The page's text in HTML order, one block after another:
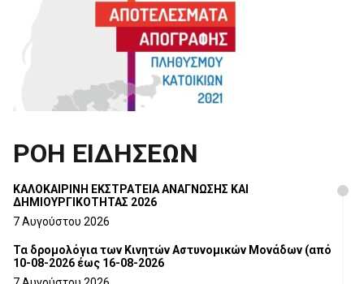
ΡΟΗ ΕΙΔΗΣΕΩΝ
ΚΑΛΟΚΑΙΡΙΝΗ ΕΚΣΤΡΑΤΕΙΑ ΑΝΑΓΝΩΣΗΣ ΚΑΙ
ΔΗΜΙΟΥΡΓΙΚΟΤΗΤΑΣ 2026
7 Αυγούστου 2026
Τα δρομολόγια των Κινητών Αστυνομικών Μονάδων (από
10-08-2026 έως 16-08-2026